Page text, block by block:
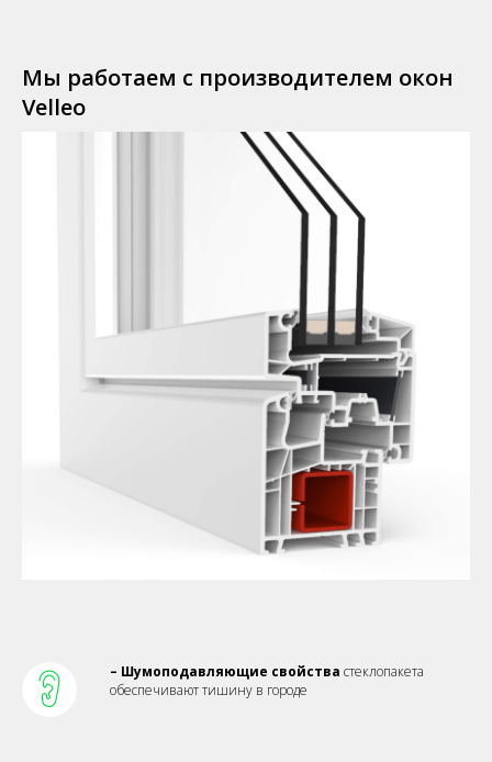
Мы работаем с производителем окон
Velleo
– Шумоподавляющие свойства стеклопакета
обеспечивают тишину в городе